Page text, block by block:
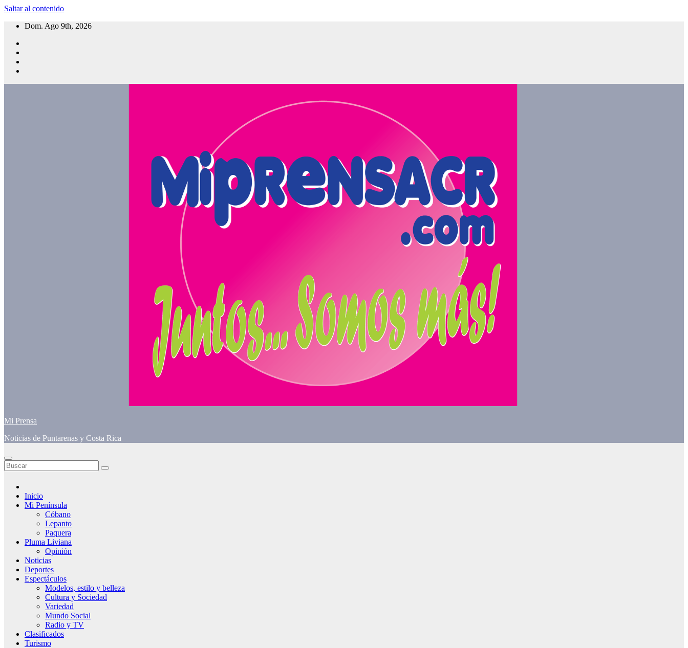
Saltar al contenido
Dom. Ago 9th, 2026
Mi Prensa
Noticias de Puntarenas y Costa Rica
Inicio
Mi Península
Cóbano
Lepanto
Paquera
Pluma Liviana
Opinión
Noticias
Deportes
Espectáculos
Modelos, estilo y belleza
Cultura y Sociedad
Variedad
Mundo Social
Radio y TV
Clasificados
Turismo